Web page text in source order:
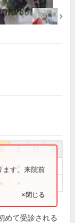
祝
●ます。来院前
×閉じる
めて受診される